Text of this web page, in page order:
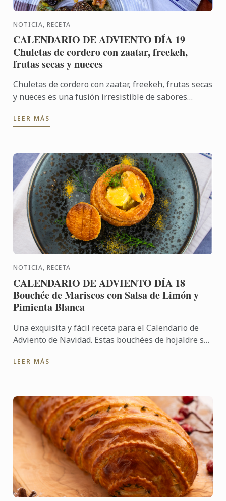
NOTICIA, RECETA
CALENDARIO DE ADVIENTO DÍA 19
Chuletas de cordero con zaatar, freekeh,
frutas secas y nueces
Chuletas de cordero con zaatar, freekeh, frutas secas
y nueces es una fusión irresistible de sabores
Bleu. ...
LEER MÁS
NOTICIA, RECETA
CALENDARIO DE ADVIENTO DÍA 18
Bouchée de Mariscos con Salsa de Limón y
Pimienta Blanca
Una exquisita y fácil receta para el Calendario de
Adviento de Navidad. Estas bouchées de hojaldre se
champiñones, ...
LEER MÁS